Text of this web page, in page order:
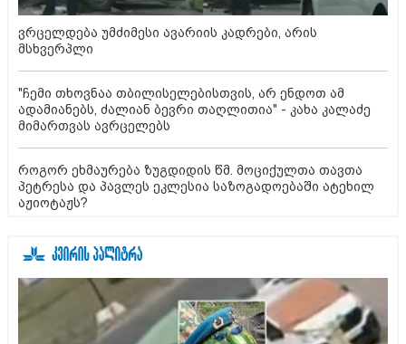
ვრცელდება უმძიმესი ავარიის კადრები, არის
მსხვერპლი
"ჩემი თხოვნაა თბილისელებისთვის, არ ენდოთ ამ
ადამიანებს, ძალიან ბევრი თაღლითია" - კახა კალაძე
მიმართვას ავრცელებს
როგორ ეხმაურება ზუგდიდის წმ. მოციქულთა თავთა
პეტრესა და პავლეს ეკლესია საზოგადოებაში ატეხილ
აჟიოტაჟს?